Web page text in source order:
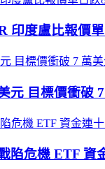
印度盧比報價
元 目標價衝破
陷危機 ETF 資